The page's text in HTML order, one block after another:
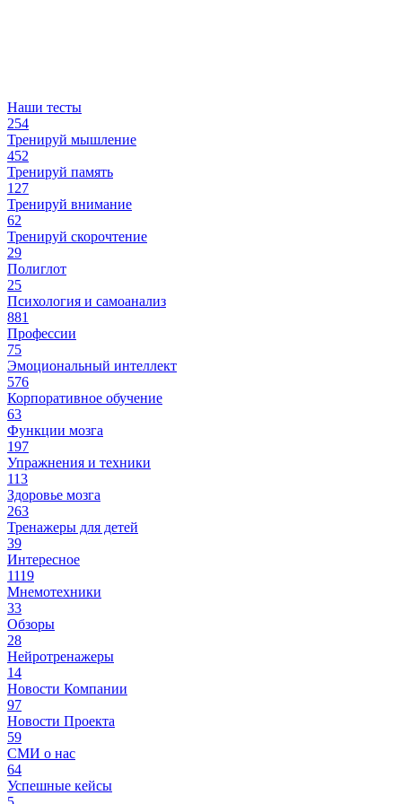
Наши тесты
254
Тренируй мышление
452
Тренируй память
127
Тренируй внимание
62
Тренируй скорочтение
29
Полиглот
25
Психология и самоанализ
881
Профессии
75
Эмоциональный интеллект
576
Корпоративное обучение
63
Функции мозга
197
Упражнения и техники
113
Здоровье мозга
263
Тренажеры для детей
39
Интересное
1119
Мнемотехники
33
Обзоры
28
Нейротренажеры
14
Новости Компании
97
Новости Проекта
59
СМИ о нас
64
Успешные кейсы